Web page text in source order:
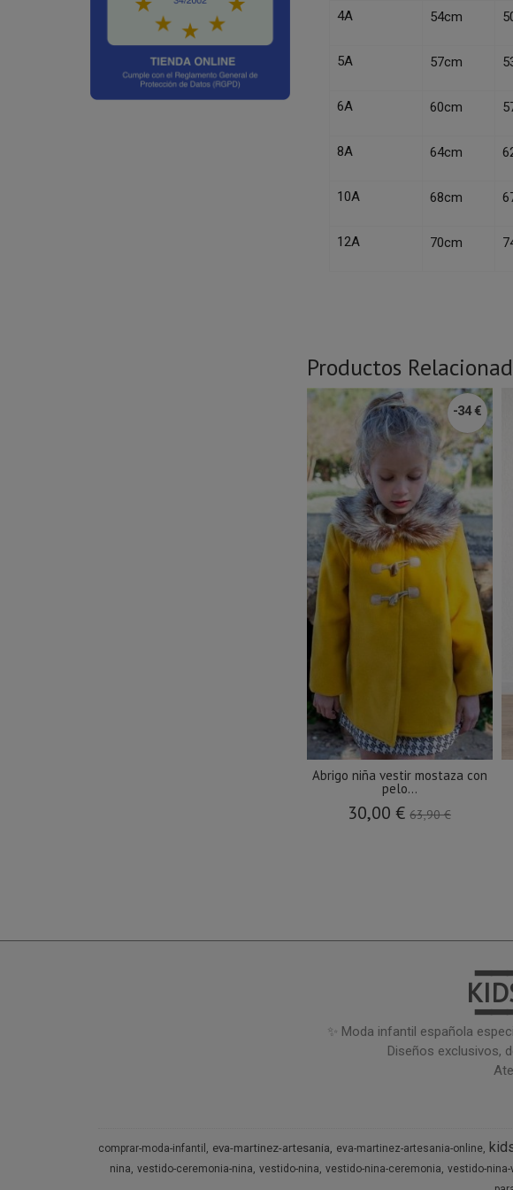
4A 54cm
5A 57cm
6A 60cm
8A 64cm
10A 68cm
12A 70cm
Productos
-34 €
Abrigo niña vestir mostaza con
pelo...
30,00 €63,90 €
✨ Moda infantil española
Diseños exclusivos,
comprar-moda-infantil eva-martinez-artesania eva-martinez-artesania-online
nina vestido-ceremonia-nina vestido-nina vestido-nina-ceremonia vestido-nina-